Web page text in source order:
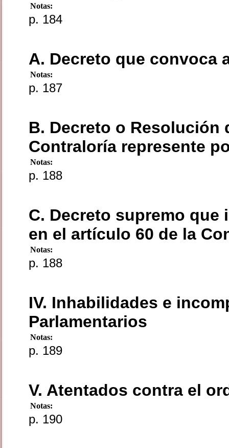
Notas:
p. 184
A. Decreto que convoca
Notas:
p. 187
B. Decreto o Resolución
Contraloría represente
Notas:
p. 188
C. Decreto supremo
en el artículo 60 de la
Notas:
p. 188
IV. Inhabilidades e
Parlamentarios
Notas:
p. 189
V. Atentados contra el
Notas:
p. 190